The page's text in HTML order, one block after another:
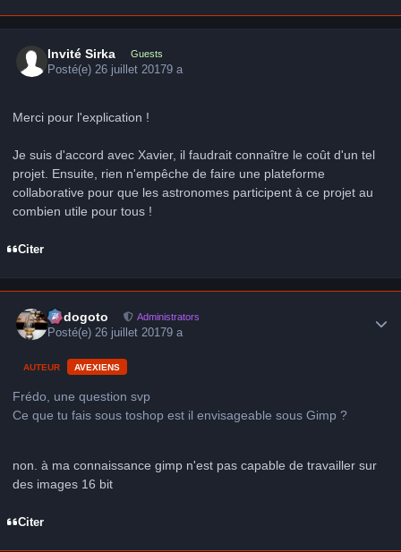
Invité Sirka Guests
Posté(e)26 juillet 20179 a
Merci pour l'explication !
Je suis d'accord avec Xavier, il faudrait connaître le coût d'un tel
projet. Ensuite, rien n'empêche de faire une plateforme
collaborative pour que les astronomes participent à ce projet au
combien utile pour tous !
Citer
frédogoto Administrators
Posté(e)26 juillet 20179 a
AUTEUR AVEXIENS
Frédo, une question svp
Ce que tu fais sous toshop est il envisageable sous Gimp ?
non. à ma connaissance gimp n'est pas capable de travailler sur
des images 16 bit
Citer